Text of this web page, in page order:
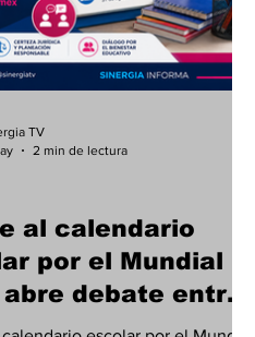
al calendario
por el Mundial
debate entre
y escuelas
TV
2 min de lectura